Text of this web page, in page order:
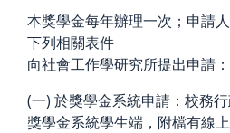
本獎學金每年辦理一次；申請
下列相關表件
向社會工作學研究所提出申請：
(一) 於獎學金系統申請：校務
獎學金系統學生端， 附檔有線